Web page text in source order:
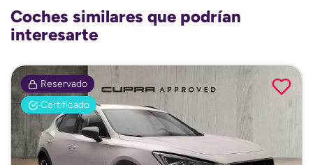
Coches similares que podrían
interesarte
Reservado
Certificado